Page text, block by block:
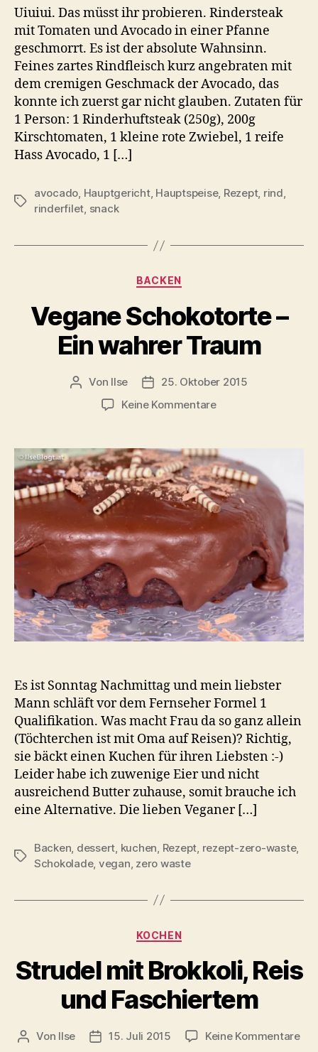
Uiuiui. Das müsst ihr probieren. Rindersteak
mit Tomaten und Avocado in einer Pfanne
geschmorrt. Es ist der absolute Wahnsinn.
Feines zartes Rindfleisch kurz angebraten mit
dem cremigen Geschmack der Avocado, das
konnte ich zuerst gar nicht glauben. Zutaten für
1 Person: 1 Rinderhuftsteak (250g), 200g
Kirschtomaten, 1 kleine rote Zwiebel, 1 reife
Hass Avocado, 1 […]
Schlagwörter
avocado, Hauptgericht, Hauptspeise, Rezept, rind,
rinderfilet, snack
Kategorien
BACKEN
Vegane Schokotorte –
Ein wahrer Traum
Beitragsautor
Von Ilse Beitragsdatum
25. Oktober 2015
Keine Kommentarezu
–
Ein
wahrer
Traum
Es ist Sonntag Nachmittag und mein liebster
Mann schläft vor dem Fernseher Formel 1
Qualifikation. Was macht Frau da so ganz allein
(Töchterchen ist mit Oma auf Reisen)? Richtig,
sie bäckt einen Kuchen für ihren Liebsten :-)
Leider habe ich zuwenige Eier und nicht
ausreichend Butter zuhause, somit brauche ich
eine Alternative. Die lieben Veganer […]
Schlagwörter
Backen, dessert, kuchen, Rezept, rezept-zero-waste,
Schokolade, vegan, zero waste
Kategorien
KOCHEN
Strudel mit Brokkoli, Reis
und Faschiertem
Beitragsautor
Von Ilse Beitragsdatum
15. Juli 2015 Keine Kommentarezu